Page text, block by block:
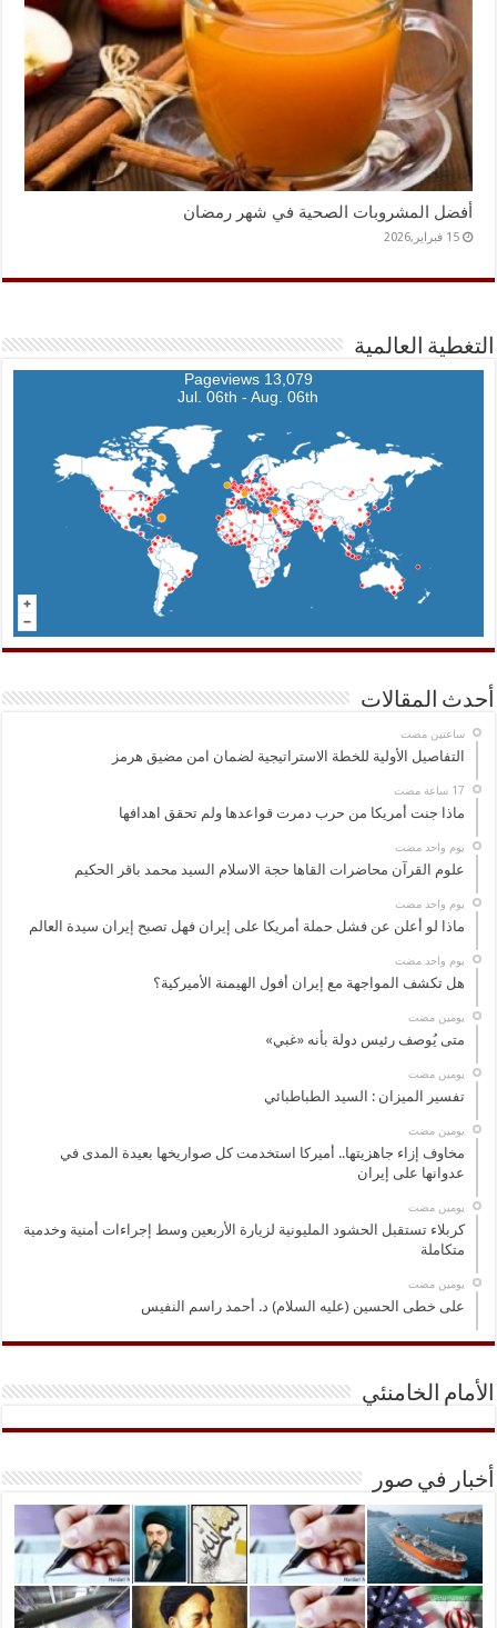
أفضل المشروبات الصحية في شهر رمضان
15 فبراير,2026
التغطية العالمية
13,079 Pageviews
Jul. 06th - Aug. 06th
أحدث المقالات
‏ساعتين مضت
التفاصيل الأولية للخطة الاستراتيجية لضمان امن مضيق هرمز
ماذا جنت أمريكا من حرب دمرت قواعدها ولم تحقق اهدافها
‏يوم واحد مضت
علوم القرآن محاضرات القاها حجة الاسلام السيد محمد باقر الحكيم
‏يوم واحد مضت
ماذا لو أعلن عن فشل حملة أمريكا على إيران فهل تصبح إيران سيدة العالم
‏يوم واحد مضت
هل تكشف المواجهة مع إيران أفول الهيمنة الأميركية؟
‏يومين مضت
متى يُوصف رئيس دولة بأنه «غبي»
‏يومين مضت
تفسير الميزان : السيد الطباطبائي
‏يومين مضت
مخاوف إزاء جاهزيتها.. أميركا استخدمت كل صواريخها بعيدة المدى في
عدوانها على إيران
‏يومين مضت
كربلاء تستقبل الحشود المليونية لزيارة الأربعين وسط إجراءات أمنية وخدمية
متكاملة
‏يومين مضت
على خطى الحسين (عليه السلام) د. أحمد راسم النفيس
الأمام الخامنئي
أخبار في صور